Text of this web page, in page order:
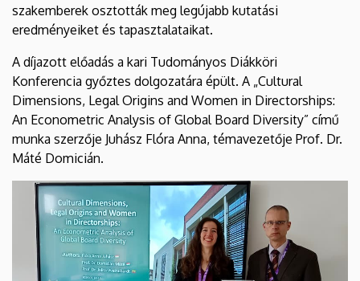
szakemberek osztották meg legújabb kutatási
eredményeiket és tapasztalataikat.
A díjazott előadás a kari Tudományos Diákköri
Konferencia győztes dolgozatára épült. A „Cultural
Dimensions, Legal Origins and Women in Directorships:
An Econometric Analysis of Global Board Diversity” című
munka szerzője Juhász Flóra Anna, témavezetője Prof. Dr.
Máté Domicián.